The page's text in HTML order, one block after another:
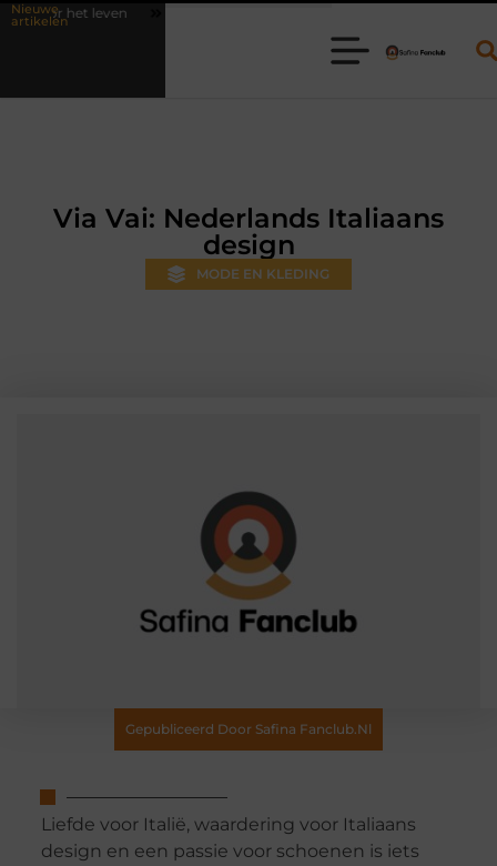
Nieuwe
artikelen
Waarom online vlees bestellen steeds gewoner wordt
Via Vai: Nederlands Italiaans
design
MODE EN KLEDING
Gepubliceerd Door Safina Fanclub.nl
Liefde voor Italië, waardering voor Italiaans
design en een passie voor schoenen is iets